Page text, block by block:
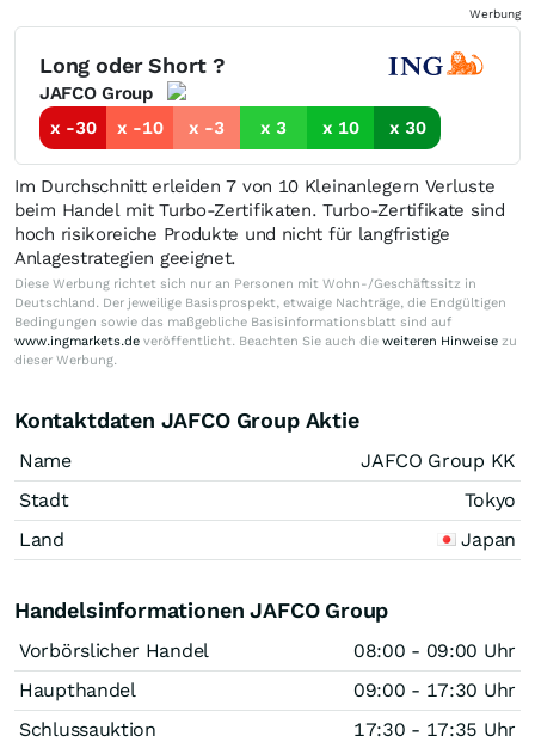
Werbung
Long oder Short ?
JAFCO Group
x -30
x -10 x -3 x 3 x 10 x 30
Im Durchschnitt erleiden 7 von 10 Kleinanlegern Verluste
beim Handel mit Turbo-Zertifikaten. Turbo-Zertifikate sind
hoch risikoreiche Produkte und nicht für langfristige
Anlagestrategien geeignet.
Diese Werbung richtet sich nur an Personen mit Wohn-/Geschäftssitz in
Deutschland. Der jeweilige Basisprospekt, etwaige Nachträge, die Endgültigen
Bedingungen sowie das maßgebliche Basisinformationsblatt sind auf
www.ingmarkets.de veröffentlicht. Beachten Sie auch die weiteren Hinweise zu
dieser Werbung.
Kontaktdaten JAFCO Group Aktie
Name
JAFCO Group KK
Stadt
Tokyo
Land
Japan
Handelsinformationen JAFCO Group
Vorbörslicher Handel
08:00 - 09:00 Uhr
Haupthandel
09:00 - 17:30 Uhr
Schlussauktion
17:30 - 17:35 Uhr